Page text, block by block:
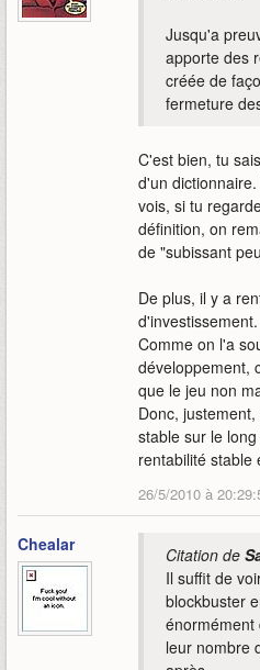
Jusqu'a
apporte des
créée de
fermeture
C'est bien, tu
d'un
vois, si tu
définition, on
de "subissant
De plus, il y a
d'investissement.
Comme on l'a
développement,
que le jeu non
Donc,
stable sur le
rentabilité stable
26/5/2010 à
Chealar Citation de
Il suffit de
blockbuster
énormément
leur nombre